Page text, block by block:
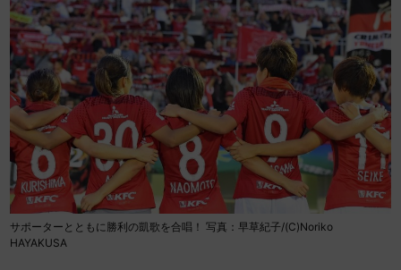
サポーターとともに勝利の凱歌を合唱！ 写真：早草紀子/(C)Noriko
HAYAKUSA